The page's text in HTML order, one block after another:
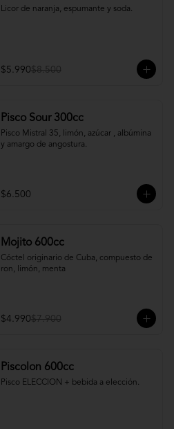
Licor de naranja, espumante y soda.
$5.990$8.500
Pisco Sour 300cc
Pisco Mistral 35, limón, azúcar , albúmina
y amargo de angostura.
$6.500
Mojito 600cc
Cóctel originario de Cuba, compuesto de
ron, limón, menta
$4.990$7.900
Piscolon 600cc
Pisco ELECCION + bebida a elección.